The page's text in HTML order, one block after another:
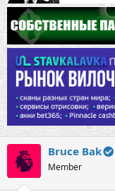
Bruce Bak
Member